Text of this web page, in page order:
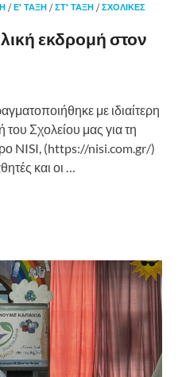
/Ε' ΤΑΞΗ /ΣΤ' ΤΑΞΗ /ΣΧΟΛΙΚΈΣ
εκδρομή στον
με ιδιαίτερη
του Σχολείου μας για τη
NISI, (https://nisi.com.gr/)
και οι …